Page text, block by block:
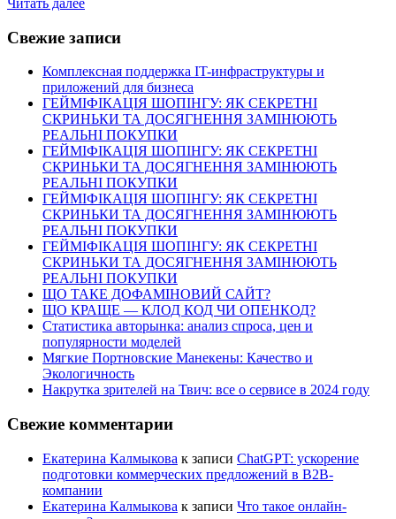
Читать далее
Свежие записи
Комплексная поддержка IT-инфраструктуры и
приложений для бизнеса
ГЕЙМІФІКАЦІЯ ШОПІНГУ: ЯК СЕКРЕТНІ
СКРИНЬКИ ТА ДОСЯГНЕННЯ ЗАМІНЮЮТЬ
РЕАЛЬНІ ПОКУПКИ
ГЕЙМІФІКАЦІЯ ШОПІНГУ: ЯК СЕКРЕТНІ
СКРИНЬКИ ТА ДОСЯГНЕННЯ ЗАМІНЮЮТЬ
РЕАЛЬНІ ПОКУПКИ
ГЕЙМІФІКАЦІЯ ШОПІНГУ: ЯК СЕКРЕТНІ
СКРИНЬКИ ТА ДОСЯГНЕННЯ ЗАМІНЮЮТЬ
РЕАЛЬНІ ПОКУПКИ
ГЕЙМІФІКАЦІЯ ШОПІНГУ: ЯК СЕКРЕТНІ
СКРИНЬКИ ТА ДОСЯГНЕННЯ ЗАМІНЮЮТЬ
РЕАЛЬНІ ПОКУПКИ
ЩО ТАКЕ ДОФАМІНОВИЙ САЙТ?
ЩО КРАЩЕ — КЛОД КОД ЧИ ОПЕНКОД?
Статистика авторынка: анализ спроса, цен и
популярности моделей
Мягкие Портновские Манекены: Качество и
Экологичность
Накрутка зрителей на Твич: все о сервисе в 2024 году
Свежие комментарии
Екатерина Калмыкова к записи ChatGPT: ускорение
подготовки коммерческих предложений в B2B-
компании
Екатерина Калмыкова к записи Что такое онлайн-